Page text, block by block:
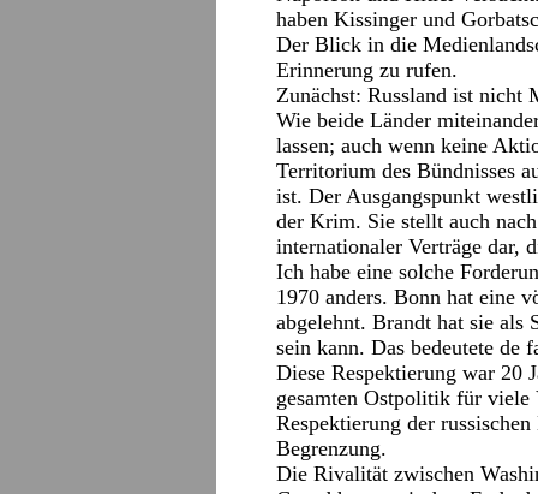
haben Kissinger und
Der Blick in die
Erinnerung zu rufen.
Zunächst: Russland ist
Wie beide Länder
lassen; auch wenn keine
Territorium des Bündnisses
ist. Der Ausgangspunkt
der Krim. Sie stellt auch
internationaler Verträge dar,
Ich habe eine solche
1970 anders. Bonn hat eine
abgelehnt. Brandt hat sie als
sein kann. Das bedeutete de
Diese Respektierung war 20
gesamten Ostpolitik für
Respektierung der
Begrenzung.
Die Rivalität zwischen